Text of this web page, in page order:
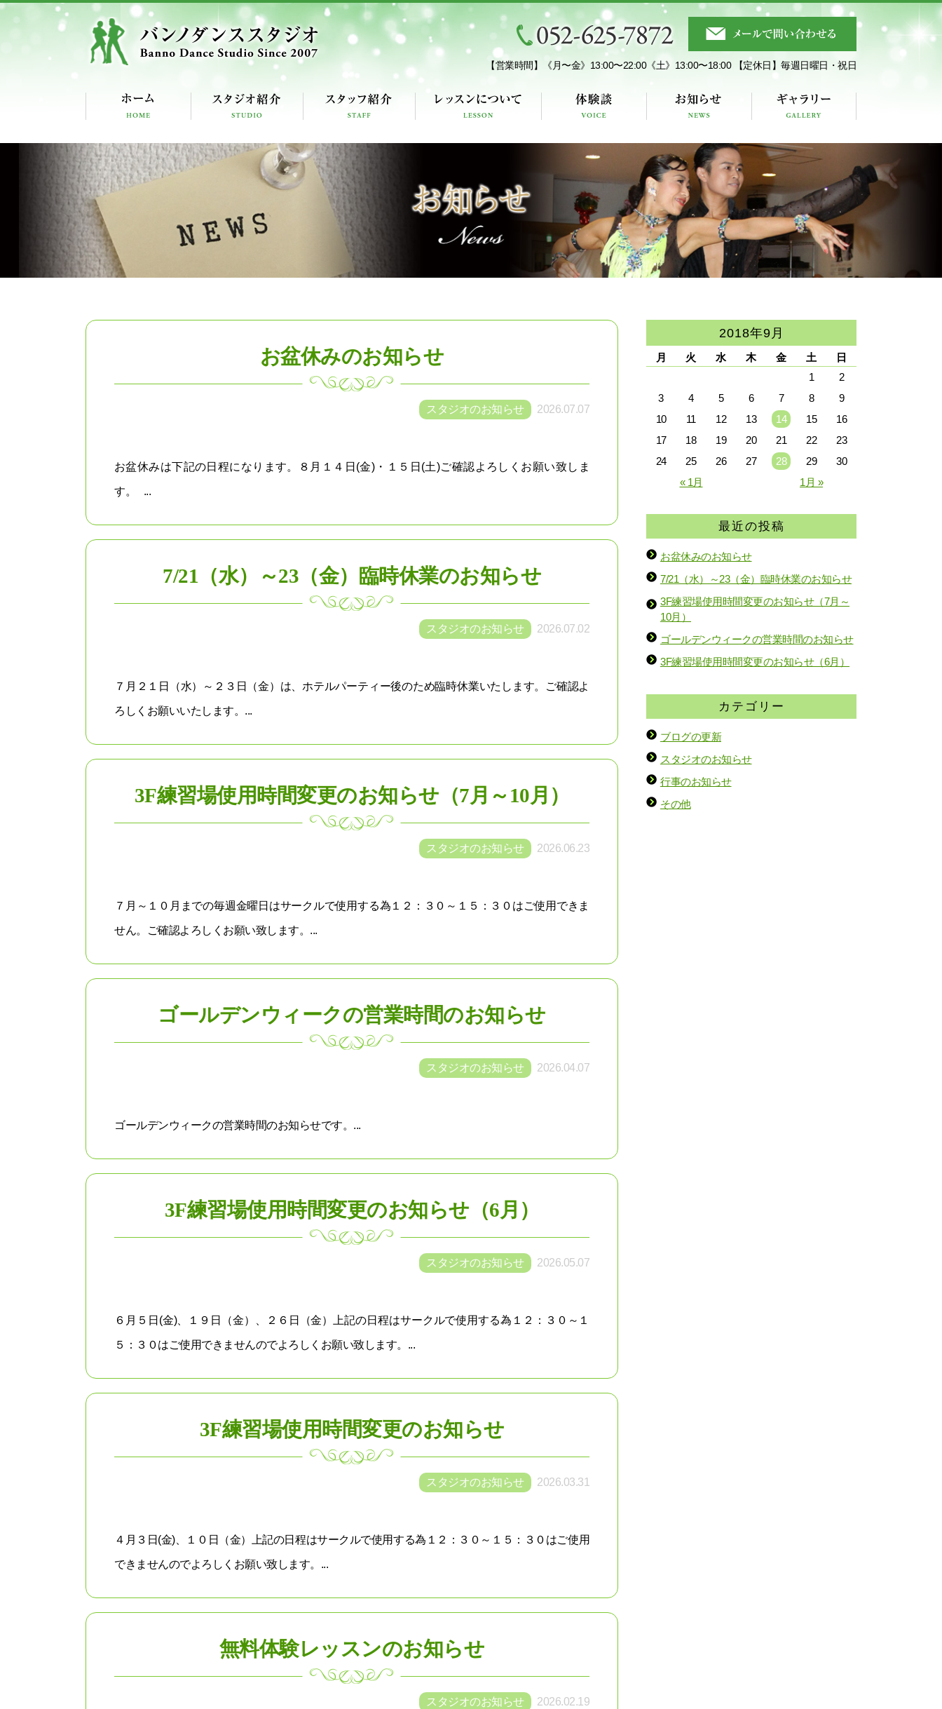
【営業時間】 《月〜金》13:00〜22:00《土》13:00〜18:00 【定休日】 毎週日曜日・祝日
お盆休みのお知らせ
スタジオのお知らせ 2026.07.07
お盆休みは下記の日程になります。８月１４日(金)・１５日(土)ご確認よろしくお願い致しま
す。 ...
7/21（水）～23（金）臨時休業のお知らせ
スタジオのお知らせ 2026.07.02
７月２１日（水）～２３日（金）は、ホテルパーティー後のため臨時休業いたします。ご確認よ
ろしくお願いいたします。...
3F練習場使用時間変更のお知らせ（7月～10月）
スタジオのお知らせ 2026.06.23
７月～１０月までの毎週金曜日はサークルで使用する為１２：３０～１５：３０はご使用できま
せん。ご確認よろしくお願い致します。...
ゴールデンウィークの営業時間のお知らせ
スタジオのお知らせ 2026.04.07
ゴールデンウィークの営業時間のお知らせです。...
3F練習場使用時間変更のお知らせ（6月）
スタジオのお知らせ 2026.05.07
６月５日(金)、１９日（金）、２６日（金）上記の日程はサークルで使用する為１２：３０～１
５：３０はご使用できませんのでよろしくお願い致します。...
3F練習場使用時間変更のお知らせ
スタジオのお知らせ 2026.03.31
４月３日(金)、１０日（金）上記の日程はサークルで使用する為１２：３０～１５：３０はご使用
できませんのでよろしくお願い致します。...
無料体験レッスンのお知らせ
スタジオのお知らせ 2026.02.19
2018年9月
月 火 水 木 金 土 日
« 1月 1月 »
1
2
3
4 5 6 7 8
9
10
11 12 13 14 15
16
17
18 19 20 21 22
23
24
25 26 27 28 29 30
最近の投稿
お盆休みのお知らせ
7/21（水）～23（金）臨時休業のお知らせ
3F練習場使用時間変更のお知らせ（7月～
10月）
ゴールデンウィークの営業時間のお知らせ
3F練習場使用時間変更のお知らせ（6月）
カテゴリー
ブログの更新
スタジオのお知らせ
行事のお知らせ
その他